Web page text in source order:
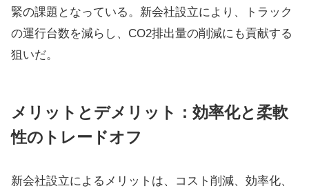
緊の課題となっている。新会社設立により、トラック
の運行台数を減らし、CO2排出量の削減にも貢献する
狙いだ。
メリットとデメリット：効率化と柔軟
性のトレードオフ
新会社設立によるメリットは、コスト削減、効率化、